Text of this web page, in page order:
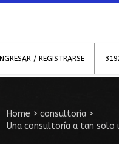
INGRESAR / REGISTRARSE
Home > consultoría >
Una consultoría a tan solo